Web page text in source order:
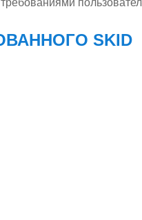
SKID